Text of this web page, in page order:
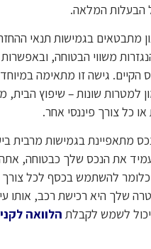
הבעלות המלאה.
מתבטאים בגמישות תנאי
משווי הבטוחה,
הקיים. גישה זו מתאימה
למטרות שונות – שיפוץ הבית,
כל צורך פיננסי אחר.
מתאפיינת בגמישות מרבית
את הנכס שלך כבטוחה, אתה
להשתמש בכסף לכל
שלך היא רכישת רכב, אותו
לשמש לקבלת הלוואה